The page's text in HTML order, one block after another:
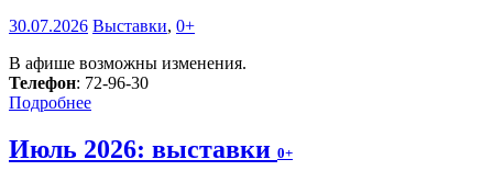
30.07.2026 Выставки, 0+
В афише возможны изменения.
Телефон: 72-96-30
Подробнее
Июль 2026: выставки 0+